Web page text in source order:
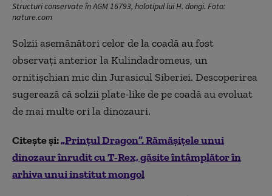
Structuri conservate în AGM 16793, holotipul lui H. dongi. Foto:
nature.com
Solzii asemănători celor de la coadă au fost
observați anterior la Kulindadromeus, un
ornitișchian mic din Jurasicul Siberiei. Descoperirea
sugerează că solzii plate-like de pe coadă au evoluat
de mai multe ori la dinozauri.
Citește și:„Prințul Dragon”. Rămășițele unui
dinozaur înrudit cu T-Rex, găsite întâmplător în
arhiva unui institut mongol